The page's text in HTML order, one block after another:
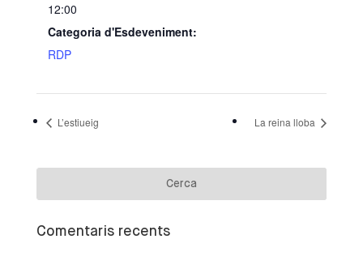
12:00
Categoria d'Esdeveniment:
RDP
L’estiueig La reina lloba
Comentaris recents